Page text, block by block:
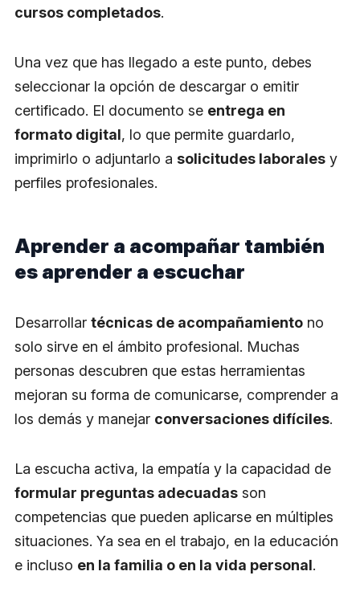
cursos completados.
Una vez que has llegado a este punto, debes
seleccionar la opción de descargar o emitir
certificado. El documento se entrega en
formato digital, lo que permite guardarlo,
imprimirlo o adjuntarlo a solicitudes laborales y
perfiles profesionales.
Aprender a acompañar también
es aprender a escuchar
Desarrollar técnicas de acompañamiento no
solo sirve en el ámbito profesional. Muchas
personas descubren que estas herramientas
mejoran su forma de comunicarse, comprender a
los demás y manejar conversaciones difíciles.
La escucha activa, la empatía y la capacidad de
formular preguntas adecuadas son
competencias que pueden aplicarse en múltiples
situaciones. Ya sea en el trabajo, en la educación
e incluso en la familia o en la vida personal.